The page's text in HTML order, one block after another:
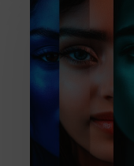
Ideen,
wie
du
Erstellung
von